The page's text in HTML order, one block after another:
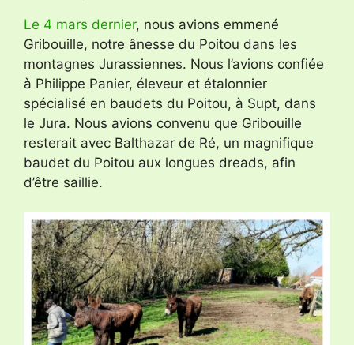
Le 4 mars dernier, nous avions emmené
Gribouille, notre ânesse du Poitou dans les
montagnes Jurassiennes. Nous l’avions confiée
à Philippe Panier, éleveur et étalonnier
spécialisé en baudets du Poitou, à Supt, dans
le Jura. Nous avions convenu que Gribouille
resterait avec Balthazar de Ré, un magnifique
baudet du Poitou aux longues dreads, afin
d’être saillie.